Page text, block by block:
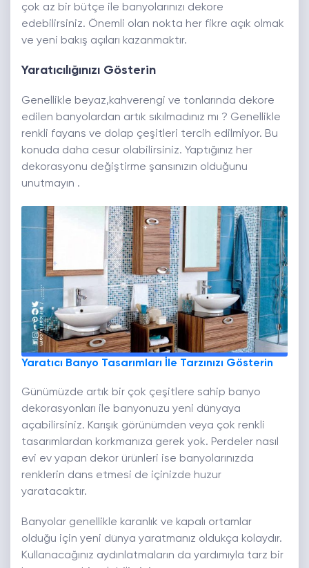
çok az bir bütçe ile banyolarınızı dekore
edebilirsiniz. Önemli olan nokta her fikre açık olmak
ve yeni bakış açıları kazanmaktır.
Yaratıcılığınızı Gösterin
Genellikle beyaz,kahverengi ve tonlarında dekore
edilen banyolardan artık sıkılmadınız mı ? Genellikle
renkli fayans ve dolap çeşitleri tercih edilmiyor. Bu
konuda daha cesur olabilirsiniz. Yaptığınız her
dekorasyonu değiştirme şansınızın olduğunu
unutmayın .
Yaratıcı Banyo Tasarımları İle Tarzınızı Gösterin
Günümüzde artık bir çok çeşitlere sahip banyo
dekorasyonları ile banyonuzu yeni dünyaya
açabilirsiniz. Karışık görünümden veya çok renkli
tasarımlardan korkmanıza gerek yok. Perdeler nasıl
evi ev yapan dekor ürünleri ise banyolarınızda
renklerin dans etmesi de içinizde huzur
yaratacaktır.
Banyolar genellikle karanlık ve kapalı ortamlar
olduğu için yeni dünya yaratmanız oldukça kolaydır.
Kullanacağınız aydınlatmaların da yardımıyla tarz bir